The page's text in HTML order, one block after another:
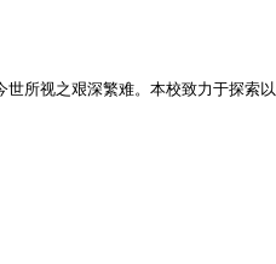
所视之艰深繁难。本校致力于探索以